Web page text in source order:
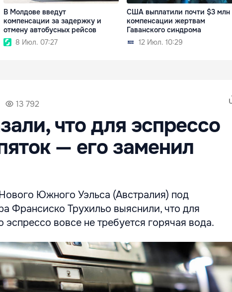
В Молдове введут
компенсации за задержку и
отмену автобусных рейсов
8 Июл. 07:27
США выплатили почти $3 млн
компенсации жертвам
Гаванского синдрома
12 Июл. 10:29
13 792
что для эспрессо
— его заменил
Южного Уэльса (Австралия) под
Франсиско Трухильо выяснили, что для
эспрессо вовсе не требуется горячая вода.